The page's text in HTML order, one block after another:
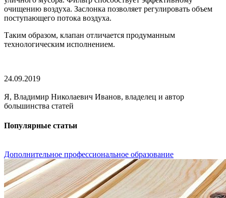
очищению воздуха. Заслонка позволяет регулировать объем
поступающего потока воздуха.
Таким образом, клапан отличается продуманным
технологическим исполнением.
24.09.2019
Я, Владимир Николаевич Иванов, владелец и автор
большинства статей
Популярные статьи
Дополнительное профессиональное образование